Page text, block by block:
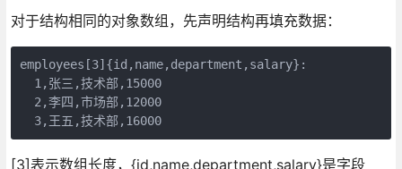
对于结构相同的对象数组，先声明结构再填充数据：
employees[3]{id,name,department,salary}:
  1,张三,技术部,15000
  2,李四,市场部,12000
  3,王五,技术部,16000
[3]表示数组长度，{id,name,department,salary}是字段